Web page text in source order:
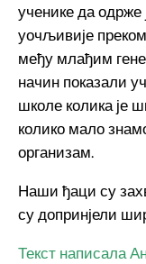
ученике да одрже
уочљивије
међу млађим
начин показали
школе колика је
колико мало
организам.
Наши ђаци су
су допринјели
Текст написала